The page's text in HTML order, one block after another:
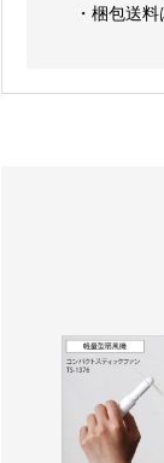
・梱包送